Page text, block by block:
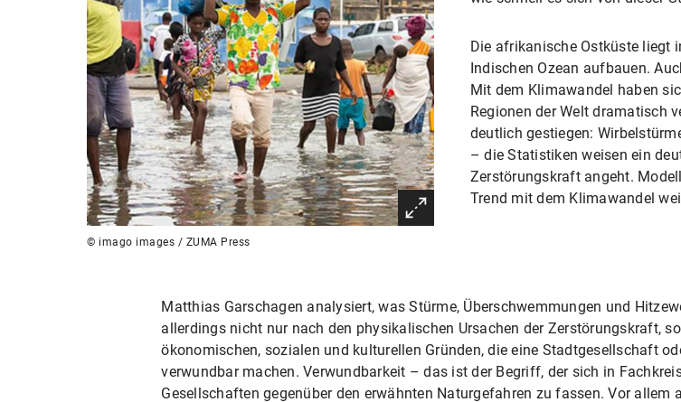
© imago images / ZUMA Press
Die afrikanische Ostküste liegt
Indischen Ozean aufbauen.
Mit dem Klimawandel haben
Regionen der Welt dramatisch
deutlich gestiegen:
– die Statistiken weisen ein
Zerstörungskraft angeht.
Trend mit dem Klimawandel
Matthias Garschagen analysiert, was Stürme, Überschwemmungen und
allerdings nicht nur nach den physikalischen Ursachen der Zerstörungskraft,
ökonomischen, sozialen und kulturellen Gründen, die eine Stadtgesellschaft
verwundbar machen. Verwundbarkeit – das ist der Begriff, der sich in
Gesellschaften gegenüber den erwähnten Naturgefahren zu fassen. Vor allem